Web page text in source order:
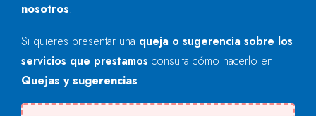
nosotros.
Si quieres presentar una queja o sugerencia sobre los
servicios que prestamos consulta cómo hacerlo en
Quejas y sugerencias.